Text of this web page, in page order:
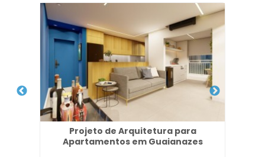
Projeto de Arquitetura para
Apartamentos em Guaianazes